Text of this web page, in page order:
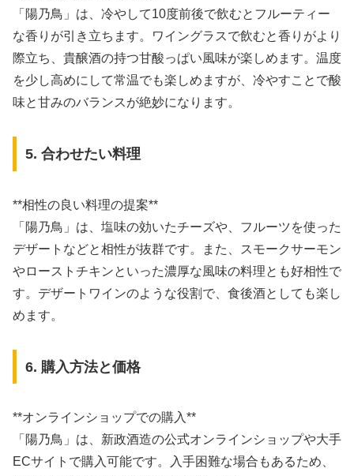
「陽乃鳥」は、冷やして10度前後で飲むとフルーティー
な香りが引き立ちます。ワイングラスで飲むと香りがより
際立ち、貴醸酒の持つ甘酸っぱい風味が楽しめます。温度
を少し高めにして常温でも楽しめますが、冷やすことで酸
味と甘みのバランスが絶妙になります。
5. 合わせたい料理
**相性の良い料理の提案**
「陽乃鳥」は、塩味の効いたチーズや、フルーツを使った
デザートなどと相性が抜群です。また、スモークサーモン
やローストチキンといった濃厚な風味の料理とも好相性で
す。デザートワインのような役割で、食後酒としても楽し
めます。
6. 購入方法と価格
**オンラインショップでの購入**
「陽乃鳥」は、新政酒造の公式オンラインショップや大手
ECサイトで購入可能です。入手困難な場合もあるため、